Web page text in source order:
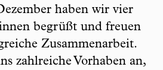
haben wir vier
begrüßt und freuen
Zusammenarbeit.
zahlreiche Vorhaben an,